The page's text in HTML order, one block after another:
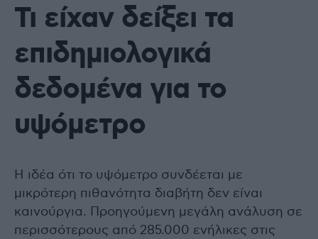
Τι είχαν δείξει τα
επιδημιολογικά
δεδομένα για το
υψόμετρο
Η ιδέα ότι το υψόμετρο συνδέεται με
μικρότερη πιθανότητα διαβήτη δεν είναι
καινούργια. Προηγούμενη μεγάλη ανάλυση σε
περισσότερους από 285.000 ενήλικες στις